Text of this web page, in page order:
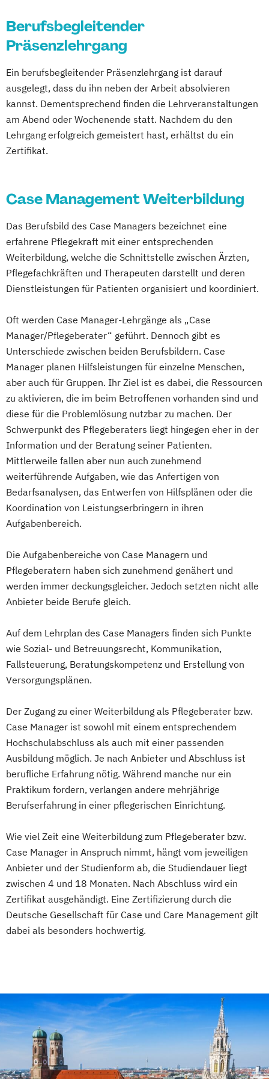
Pflegedienstleitung
Pflegefachperson für Wundversorgung nach
Praxisanleitung
Verantwortliche Pflegefachkraft nach § 71
SGB XI
Berufsbegleitender
Präsenzlehrgang
Ein berufsbegleitender Präsenzlehrgang ist darauf
ausgelegt, dass du ihn neben der Arbeit absolvieren
kannst. Dementsprechend finden die Lehrveranstaltungen
am Abend oder Wochenende statt. Nachdem du den
Lehrgang erfolgreich gemeistert hast, erhältst du ein
Zertifikat.
Case Management Weiterbildung
Das Berufsbild des Case Managers bezeichnet eine
erfahrene Pflegekraft mit einer entsprechenden
Weiterbildung, welche die Schnittstelle zwischen Ärzten,
Pflegefachkräften und Therapeuten darstellt und deren
Dienstleistungen für Patienten organisiert und koordiniert.
Oft werden Case Manager-Lehrgänge als „Case
Manager/Pflegeberater“ geführt. Dennoch gibt es
Unterschiede zwischen beiden Berufsbildern. Case
Manager planen Hilfsleistungen für einzelne Menschen,
aber auch für Gruppen. Ihr Ziel ist es dabei, die Ressourcen
zu aktivieren, die im beim Betroffenen vorhanden sind und
diese für die Problemlösung nutzbar zu machen. Der
Schwerpunkt des Pflegeberaters liegt hingegen eher in der
Information und der Beratung seiner Patienten.
Mittlerweile fallen aber nun auch zunehmend
weiterführende Aufgaben, wie das Anfertigen von
Bedarfsanalysen, das Entwerfen von Hilfsplänen oder die
Koordination von Leistungserbringern in ihren
Aufgabenbereich.
Die Aufgabenbereiche von Case Managern und
Pflegeberatern haben sich zunehmend genähert und
werden immer deckungsgleicher. Jedoch setzten nicht alle
Anbieter beide Berufe gleich.
Auf dem Lehrplan des Case Managers finden sich Punkte
wie Sozial- und Betreuungsrecht, Kommunikation,
Fallsteuerung, Beratungskompetenz und Erstellung von
Versorgungsplänen.
Der Zugang zu einer Weiterbildung als Pflegeberater bzw.
Case Manager ist sowohl mit einem entsprechendem
Hochschulabschluss als auch mit einer passenden
Ausbildung möglich. Je nach Anbieter und Abschluss ist
berufliche Erfahrung nötig. Während manche nur ein
Praktikum fordern, verlangen andere mehrjährige
Berufserfahrung in einer pflegerischen Einrichtung.
Wie viel Zeit eine Weiterbildung zum Pflegeberater bzw.
Case Manager in Anspruch nimmt, hängt vom jeweiligen
Anbieter und der Studienform ab, die Studiendauer liegt
zwischen 4 und 18 Monaten. Nach Abschluss wird ein
Zertifikat ausgehändigt. Eine Zertifizierung durch die
Deutsche Gesellschaft für Case und Care Management gilt
dabei als besonders hochwertig.